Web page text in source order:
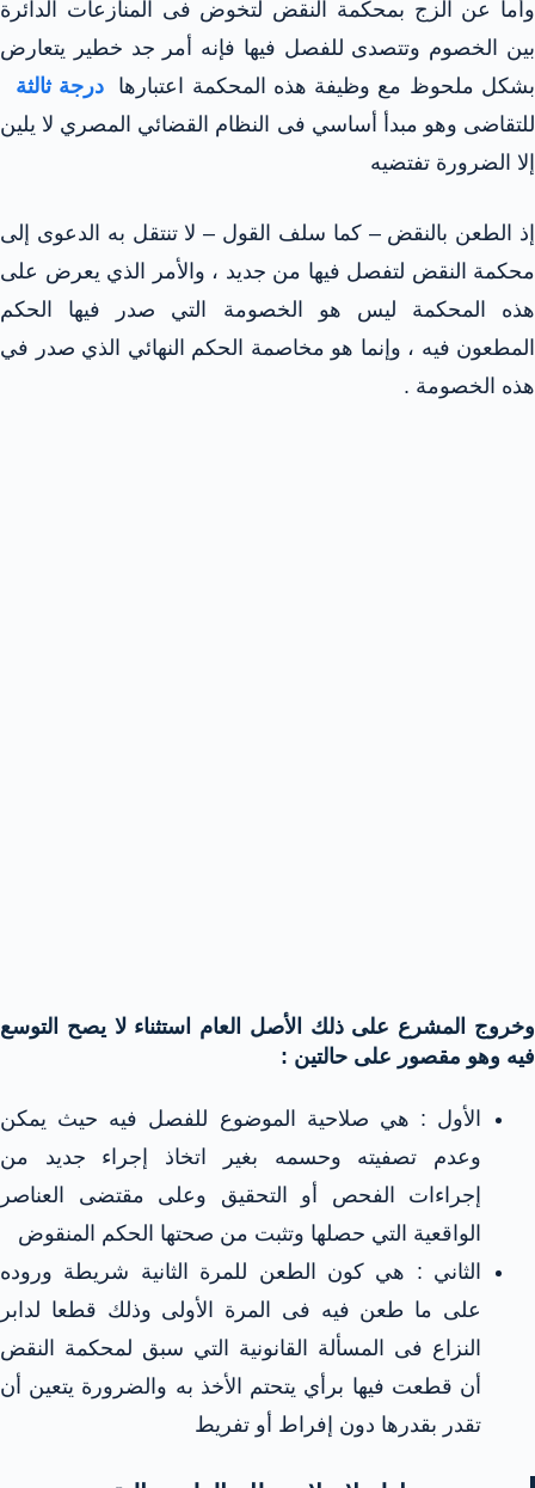
وأما عن الزج بمحكمة النقض لتخوض فى المنازعات الدائرة
بين الخصوم وتتصدى للفصل فيها فإنه أمر جد خطير يتعارض
بشكل ملحوظ مع وظيفة هذه المحكمة اعتبارهادرجة ثالثة
للتقاضى وهو مبدأ أساسي فى النظام القضائي المصري لا يلين
إلا الضرورة تفتضيه
إذ الطعن بالنقض – كما سلف القول – لا تنتقل به الدعوى إلى
محكمة النقض لتفصل فيها من جديد ، والأمر الذي يعرض على
هذه المحكمة ليس هو الخصومة التي صدر فيها الحكم
المطعون فيه ، وإنما هو مخاصمة الحكم النهائي الذي صدر في
هذه الخصومة .
وخروج المشرع على ذلك الأصل العام استثناء لا يصح التوسع
فيه وهو مقصور على حالتين :
الأول : هي صلاحية الموضوع للفصل فيه حيث يمكن
وعدم تصفيته وحسمه بغير اتخاذ إجراء جديد من
إجراءات الفحص أو التحقيق وعلى مقتضى العناصر
الواقعية التي حصلها وتثبت من صحتها الحكم المنقوض
الثاني : هي كون الطعن للمرة الثانية شريطة وروده
على ما طعن فيه فى المرة الأولى وذلك قطعا لدابر
النزاع فى المسألة القانونية التي سبق لمحكمة النقض
أن قطعت فيها برأي يتحتم الأخذ به والضرورة يتعين أن
تقدر بقدرها دون إفراط أو تفريط